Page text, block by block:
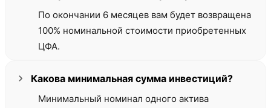
По окончании 6 месяцев вам будет возвращена
100% номинальной стоимости приобретенных
ЦФА.
Какова минимальная сумма инвестиций?
Минимальный номинал одного актива